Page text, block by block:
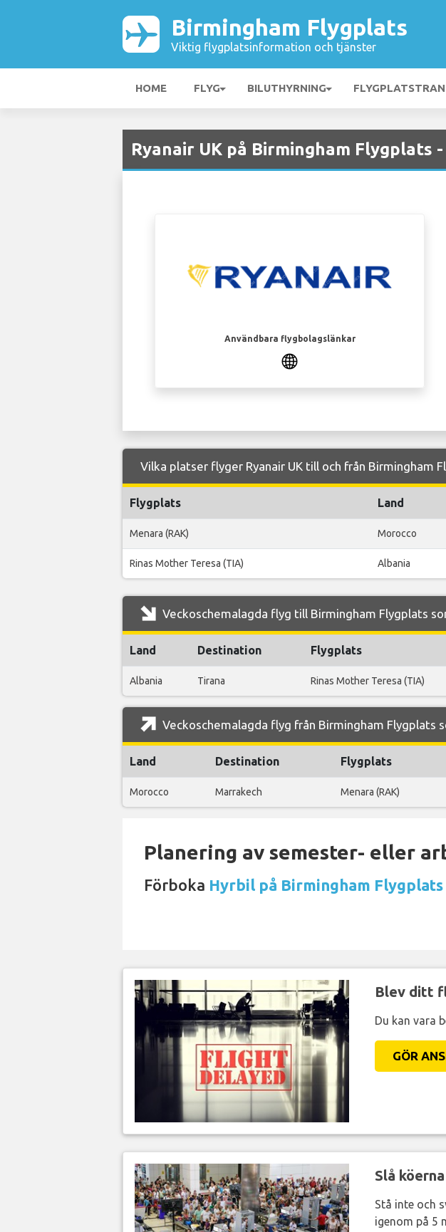
Birmingham Flygplats
Viktig flygplatsinformation och tjänster
HOME FLYG BILUTHYRNING
Ryanair UK på Birmingham Flygplats -
Användbara flygbolagslänkar
Vilka platser flyger Ryanair UK till och från Birmingham
Flygplats Land
Menara (RAK) Morocco
Rinas Mother Teresa (TIA) Albania
Veckoschemalagda flyg till Birmingham Flygplats
Land Destination Flygplats
Albania Tirana Rinas Mother Teresa (TIA)
Veckoschemalagda flyg från Birmingham Flygplats
Land Destination Flygplats
Morocco Marrakech Menara (RAK)
Planering av semester- eller
Förboka Hyrbil på Birmingham Flygplats
Blev ditt
Du kan vara
GÖR
Slå köerna
Stå inte och
igenom på 5